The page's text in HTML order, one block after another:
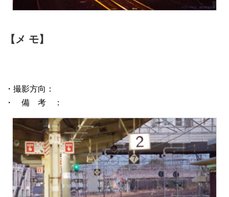
【メ モ】
・撮影方向：
・ 備 考 ：